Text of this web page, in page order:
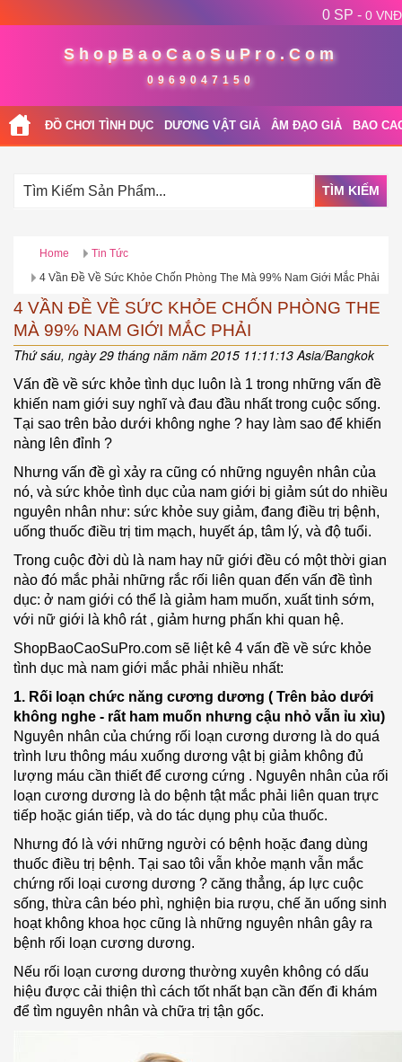
0 SP - 0 VNĐ
ShopBaoCaoSuPro.Com
0969047150
ĐỒ CHƠI TÌNH DỤC DƯƠNG VẬT GIẢ ÂM ĐẠO GIẢ BAO
TÌM KIẾM
Home
Tin Tức
4 Vần Đề Về Sức Khỏe Chốn Phòng The Mà 99% Nam Giới Mắc Phải
4 VẦN ĐỀ VỀ SỨC KHỎE CHỐN PHÒNG THE
MÀ 99% NAM GIỚI MẮC PHẢI
Thứ sáu, ngày 29 tháng năm năm 2015 11:11:13 Asia/Bangkok
Vấn đề về sức khỏe tình dục luôn là 1 trong những vấn đề
khiến nam giới suy nghĩ và đau đầu nhất trong cuộc sống.
Tại sao trên bảo dưới không nghe ? hay làm sao để khiến
nàng lên đỉnh ?
Nhưng vấn đề gì xảy ra cũng có những nguyên nhân của
nó, và sức khỏe tình dục của nam giới bị giảm sút do nhiều
nguyên nhân như: sức khỏe suy giảm, đang điều trị bệnh,
uống thuốc điều trị tim mạch, huyết áp, tâm lý, và độ tuổi.
Trong cuộc đời dù là nam hay nữ giới đều có một thời gian
nào đó mắc phải những rắc rối liên quan đến vấn đề tình
dục: ở nam giới có thể là giảm ham muốn, xuất tinh sớm,
với nữ giới là khô rát , giảm hưng phấn khi quan hệ.
ShopBaoCaoSuPro.com sẽ liệt kê 4 vấn đề về sức khỏe
tình dục mà nam giới mắc phải nhiều nhất:
1. Rối loạn chức năng cương dương ( Trên bảo dưới
không nghe - rất ham muốn nhưng cậu nhỏ vẫn ỉu xìu)
Nguyên nhân của chứng rối loạn cương dương là do quá
trình lưu thông máu xuống dương vật bị giảm không đủ
lượng máu cần thiết để cương cứng . Nguyên nhân của rối
loạn cương dương là do bệnh tật mắc phải liên quan trực
tiếp hoặc gián tiếp, và do tác dụng phụ của thuốc.
Nhưng đó là với những người có bệnh hoặc đang dùng
thuốc điều trị bệnh. Tại sao tôi vẫn khỏe mạnh vẫn mắc
chứng rối loại cương dương ? căng thẳng, áp lực cuộc
sống, thừa cân béo phì, nghiện bia rượu, chế ăn uống sinh
hoạt không khoa học cũng là những nguyên nhân gây ra
bệnh rối loạn cương dương.
Nếu rối loạn cương dương thường xuyên không có dấu
hiệu được cải thiện thì cách tốt nhất bạn cần đến đi khám
để tìm nguyên nhân và chữa trị tận gốc.